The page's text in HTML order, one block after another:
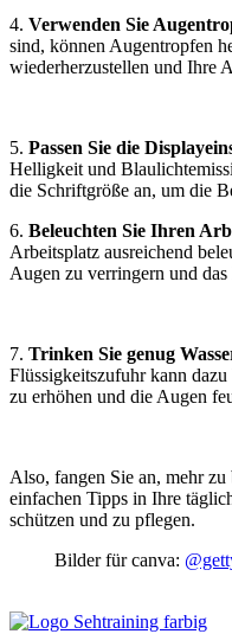
4. Verwenden Sie
sind, können Augentropfen
wiederherzustellen und Ihre
5. Passen Sie die
Helligkeit und
die Schriftgröße an, um die
6. Beleuchten Sie Ihren
Arbeitsplatz ausreichend
Augen zu verringern und
7. Trinken Sie genug
Flüssigkeitszufuhr kann
zu erhöhen und die Augen
Also, fangen Sie an, mehr
einfachen Tipps in Ihre
schützen und zu pflegen.
Bilder für canva: